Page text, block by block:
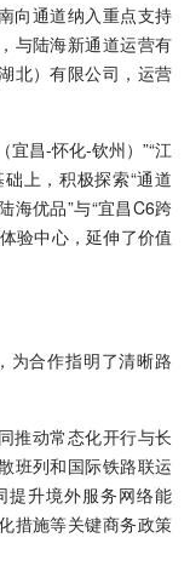
向通道纳入重点支持
与陆海新通道运营有
北）有限公司，运营
宜昌-怀化-钦州）”“江
上，积极探索“通道
海优品”与“宜昌C6跨
验中心，延伸了价值
为合作指明了清晰路
推动常态化开行与长
班列和国际铁路联运
提升境外服务网络能
措施等关键商务政策